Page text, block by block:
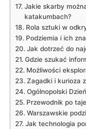
Jakie skarby
katakumbach?
Rola sztuki w
Podziemia i ich
Jak dotrzeć do
Gdzie szukać
Możliwości
Zagadki i kurioza
Ogólnopolski
Przewodnik po
Warszawskie
Jak technologia